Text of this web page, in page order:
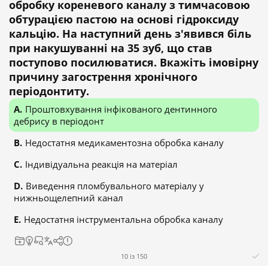
обробку кореневого каналу з тимчасовою
обтурацією пастою на основі гідроксиду
кальцію. На наступний день з'явився біль
при накушуванні на 35 зуб, що став
поступово посилюватися. Вкажіть імовірну
причину загострення хронічного
періодонтиту.
Проштовхування інфікованого дентинного
дебрису в періодонт
Недостатня медикаментозна обробка каналу
Індивідуальна реакція на матеріал
Виведення пломбувального матеріалу у
нижньощелепний канал
Недостатня інструментальна обробка каналу
10 із 150